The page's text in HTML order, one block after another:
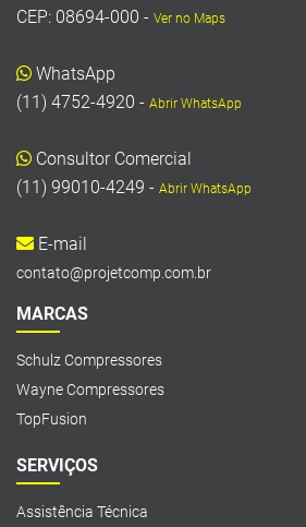
CEP: 08694-000 - Ver no Maps
WhatsApp
(11) 4752-4920 - Abrir WhatsApp
Consultor Comercial
(11) 99010-4249 - Abrir WhatsApp
E-mail
contato@projetcomp.com.br
MARCAS
Schulz Compressores
Wayne Compressores
TopFusion
SERVIÇOS
Assistência Técnica